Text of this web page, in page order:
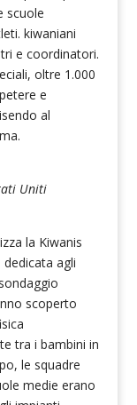
scuole
kiwaniani
e coordinatori.
oltre 1.000
e
al
Uniti
la Kiwanis
agli
scoperto
tra i bambini in
le squadre
medie erano